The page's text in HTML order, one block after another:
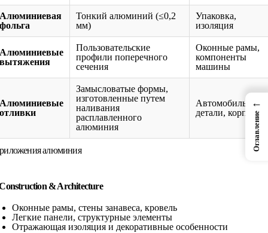
Алюминиевая
фольга
Тонкий алюминий (≤0,2
мм)
Упаковка,
изоляция
Алюминиевые
вытяжения
Пользовательские
профили поперечного
сечения
Оконные рамы,
компоненты
машины
Алюминиевые
отливки
Замысловатые формы,
изготовленные путем
наливания
расплавленного
алюминия
Автомобильные
детали, корпусы
алюминия
& Architecture
Оконные рамы, стены занавеса, кровель
Легкие панели, структурные элементы
Отражающая изоляция и декоративные особенности
←
Оглавление